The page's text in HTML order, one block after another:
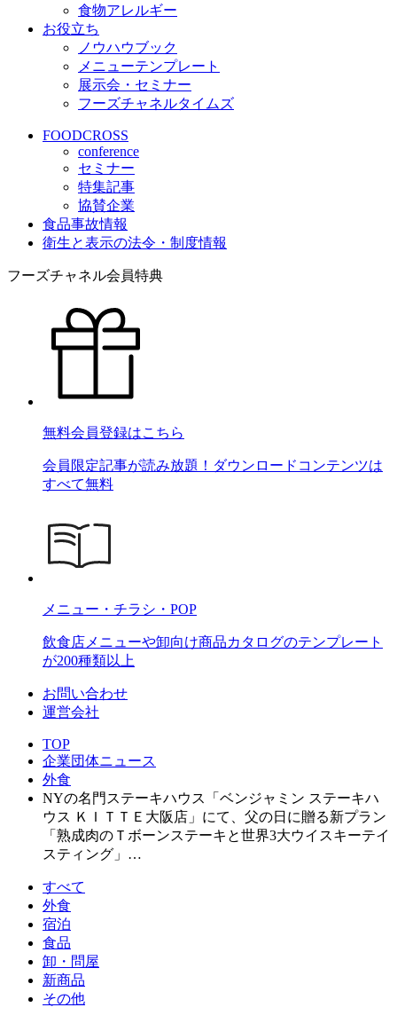
食物アレルギー
お役立ち
ノウハウブック
メニューテンプレート
展示会・セミナー
フーズチャネルタイムズ
FOODCROSS
conference
セミナー
特集記事
協賛企業
食品事故情報
衛生と表示の法令・制度情報
フーズチャネル会員特典
無料会員登録はこちら
会員限定記事が読み放題！ダウンロードコンテンツは
すべて無料
メニュー・チラシ・POP
飲食店メニューや卸向け商品カタログのテンプレート
が200種類以上
お問い合わせ
運営会社
TOP
企業団体ニュース
外食
NYの名門ステーキハウス「ベンジャミン ステーキハ
ウス ＫＩＴＴＥ大阪店」にて、父の日に贈る新プラン
「熟成肉のＴボーンステーキと世界3大ウイスキーテイ
スティング」…
すべて
外食
宿泊
食品
卸・問屋
新商品
その他